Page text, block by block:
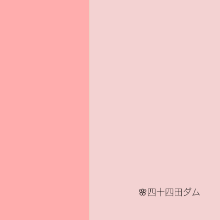
🌸四十四田ダム